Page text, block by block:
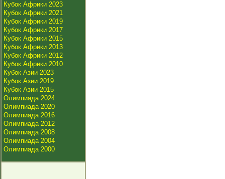
Кубок Африки 2023
Кубок Африки 2021
Кубок Африки 2019
Кубок Африки 2017
Кубок Африки 2015
Кубок Африки 2013
Кубок Африки 2012
Кубок Африки 2010
Кубок Азии 2023
Кубок Азии 2019
Кубок Азии 2015
Олимпиада 2024
Олимпиада 2020
Олимпиада 2016
Олимпиада 2012
Олимпиада 2008
Олимпиада 2004
Олимпиада 2000